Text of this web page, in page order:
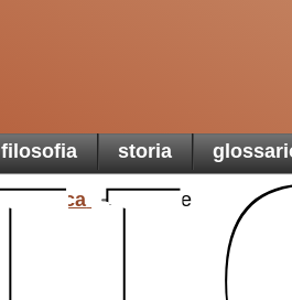
storia
0.antica Socrate